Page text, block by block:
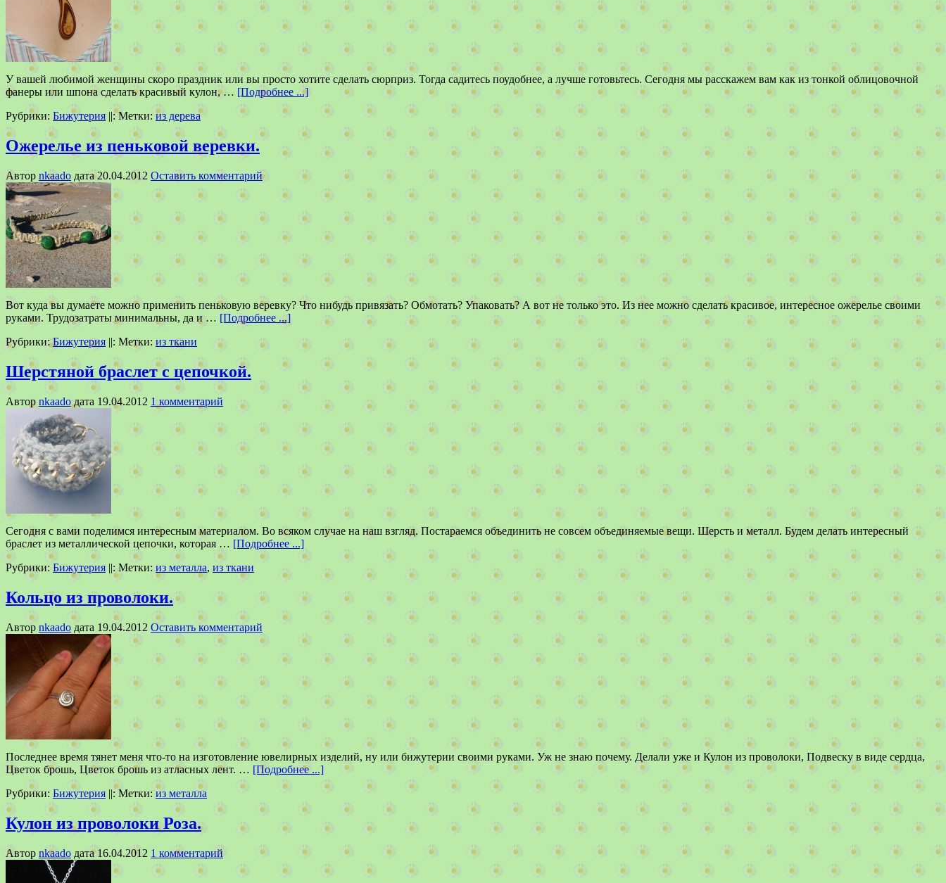
У вашей любимой женщины скоро праздник или вы просто хотите сделать сюрприз. Тогда садитесь поудобнее, а лучше готовьтесь. Сегодня мы расскажем вам как из тонкой облицовочной
фанеры или шпона сделать красивый кулон, … [Подробнее ...]
Рубрики: Бижутерия ||:Метки: из дерева
Ожерелье из пеньковой веревки.
Автор nkaado дата20.04.2012 Оставить комментарий
Вот куда вы думаете можно применить пеньковую веревку? Что нибудь привязать? Обмотать? Упаковать? А вот не только это. Из нее можно сделать красивое, интересное ожерелье своими
руками. Трудозатраты минимальны, да и … [Подробнее ...]
Рубрики:Бижутерия ||: Метки: из ткани
Шерстяной браслет с цепочкой.
Автор nkaadoдата 19.04.2012 1 комментарий
Сегодня с вами поделимся интересным материалом. Во всяком случае на наш взгляд. Постараемся объединить не совсем объединяемые вещи. Шерсть и металл. Будем делать интересный
браслет из металлической цепочки, которая … [Подробнее ...]
Рубрики: Бижутерия ||: Метки: из металла, из ткани
Кольцо из проволоки.
Автор nkaado дата 19.04.2012 Оставить комментарий
Последнее время тянет меня что-то на изготовление ювелирных изделий, ну или бижутерии своими руками. Уж не знаю почему. Делали уже и Кулон из проволоки, Подвеску в виде сердца,
Цветок брошь, Цветок брошь из атласных лент. … [Подробнее ...]
Рубрики: Бижутерия ||: Метки: из металла
Кулон из проволоки Роза.
Автор nkaado дата16.04.2012 1 комментарий